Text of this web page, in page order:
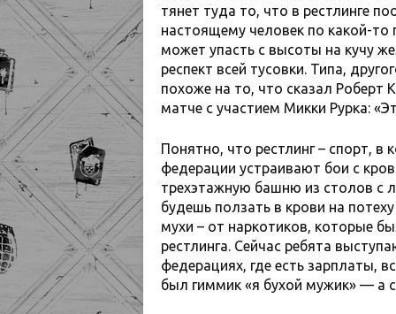
тянет туда то, что в рестлинге
настоящему человек по какой-то
может упасть с высоты на кучу
респект всей тусовки. Типа,
похоже на то, что сказал Роберт
матче с участием Микки Рурка:
Понятно, что рестлинг – спорт,
федерации устраивают бои с
трехэтажную башню из столов с
будешь ползать в крови на
мухи – от наркотиков, которые
рестлинга. Сейчас ребята
федерациях, где есть зарплаты,
был гиммик «я бухой мужик» — а